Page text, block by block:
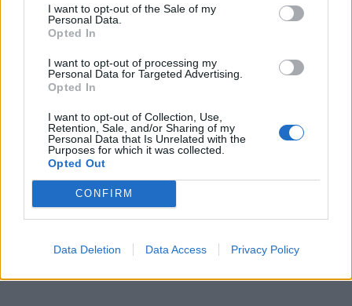
I want to opt-out of the Sale of my
Personal Data.
Opted In
I want to opt-out of processing my
Personal Data for Targeted Advertising.
Opted In
I want to opt-out of Collection, Use,
Retention, Sale, and/or Sharing of my
Personal Data that Is Unrelated with the
Purposes for which it was collected.
Opted Out
CONFIRM
Data Deletion Data Access Privacy Policy
A keresett cikk a portfolio.hu hírarchívumához
tartozik, melynek olvasása előfizetéses
regisztrációhoz kötött.
Az előfizetés a következőket tartalmazza:
Kötéslisták: BÉT elmúlt 2 év napon belüli
kötéslistái
Előfizetés
MÁR ELŐFIZETŐNK VAGY? BEJELENTKEZÉS